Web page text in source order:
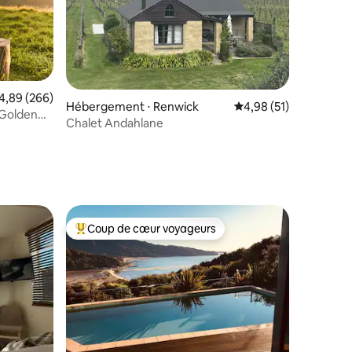
: 4,98 sur 5
moyenne sur la base de 266 commentaires : 4,89 sur 5
(266)
Hébergement ⋅ Renwick Évaluation moyenne
4,98 (51)
Chalet Andahlane
appréciés Coups de cœur voyageurs les plus appréciés
Coup de cœur voyageurs